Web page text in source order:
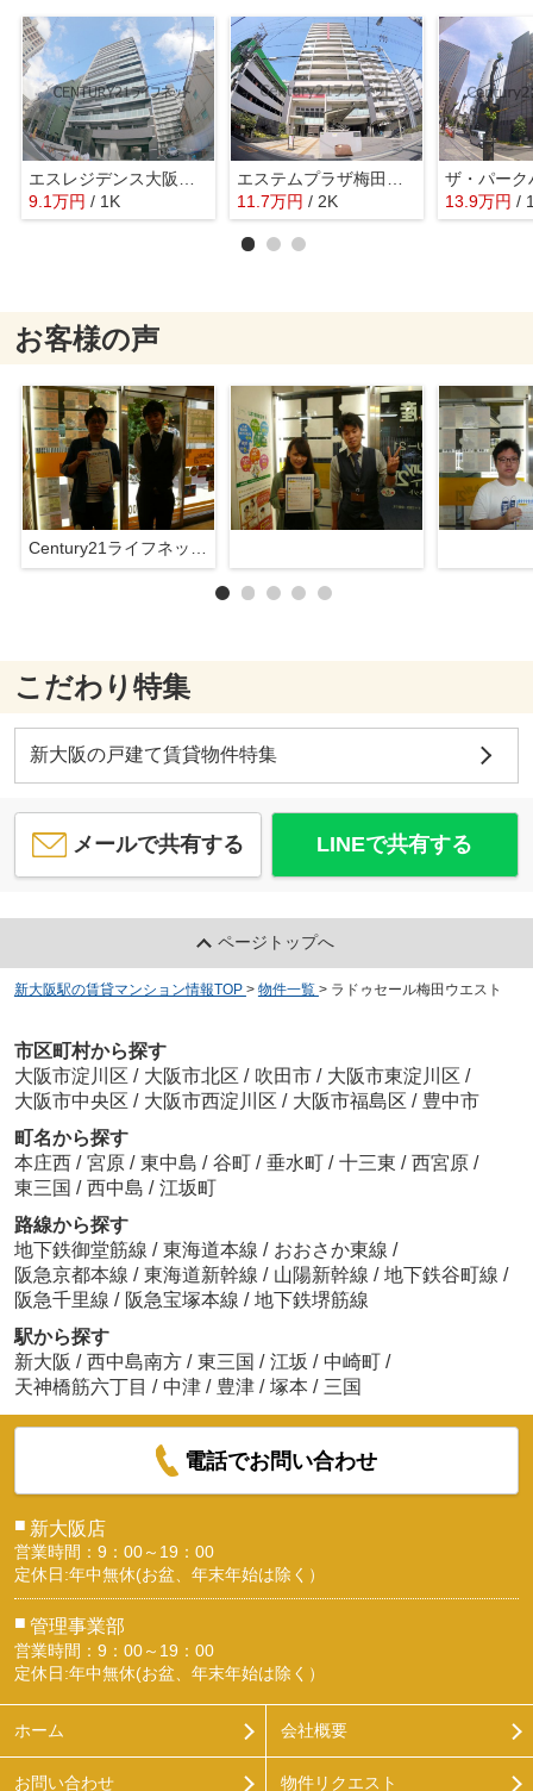
9.1万円 / 1K
11.7万円 / 2K
ザ・パーク
13.9万円 /
お客様の声
こだわり特集
新大阪の戸建て賃貸物件特集
メールで共有する LINEで共有する
ページトップへ
新大阪駅の賃貸マンション情報TOP > 物件一覧 > ラドゥセール梅田ウエスト
市区町村から探す
大阪市淀川区 / 大阪市北区 / 吹田市 / 大阪市東淀川区 /
大阪市中央区 / 大阪市西淀川区 / 大阪市福島区 / 豊中市
町名から探す
本庄西 / 宮原 / 東中島 / 谷町 / 垂水町 / 十三東 / 西宮原 /
東三国 / 西中島 / 江坂町
路線から探す
地下鉄御堂筋線 / 東海道本線 / おおさか東線 /
阪急京都本線 / 東海道新幹線 / 山陽新幹線 / 地下鉄谷町線 /
阪急千里線 / 阪急宝塚本線 / 地下鉄堺筋線
駅から探す
新大阪 / 西中島南方 / 東三国 / 江坂 / 中崎町 /
天神橋筋六丁目 / 中津 / 豊津 / 塚本 / 三国
電話でお問い合わせ
■ 新大阪店
営業時間：9：00～19：00
定休日:年中無休(お盆、年末年始は除く）
■ 管理事業部
営業時間：9：00～19：00
定休日:年中無休(お盆、年末年始は除く）
ホーム 会社概要
お問い合わせ 物件リクエスト